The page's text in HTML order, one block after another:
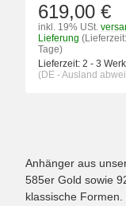
619,00 €
inkl. 19% USt.
Lieferung
Tage)
Lieferzeit: 2 - 3
(DE - Ausland
Anhänger aus
585er Gold sowie
klassische